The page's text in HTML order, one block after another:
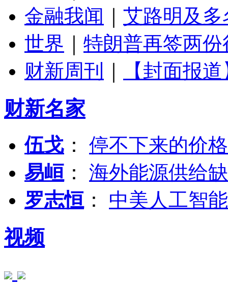
金融我闻
艾路明及
世界
特朗普再签两
财新周刊
【封面报
财新名家
伍戈 ： 停不下来的价
易峘 ： 海外能源供给
罗志恒 ： 中美人工智
视频